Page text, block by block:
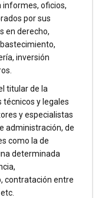
oficios,
por sus
en derecho,
inversión
titular de la
y legales
y especialistas
administración, de
como la de
determinada
contratación entre